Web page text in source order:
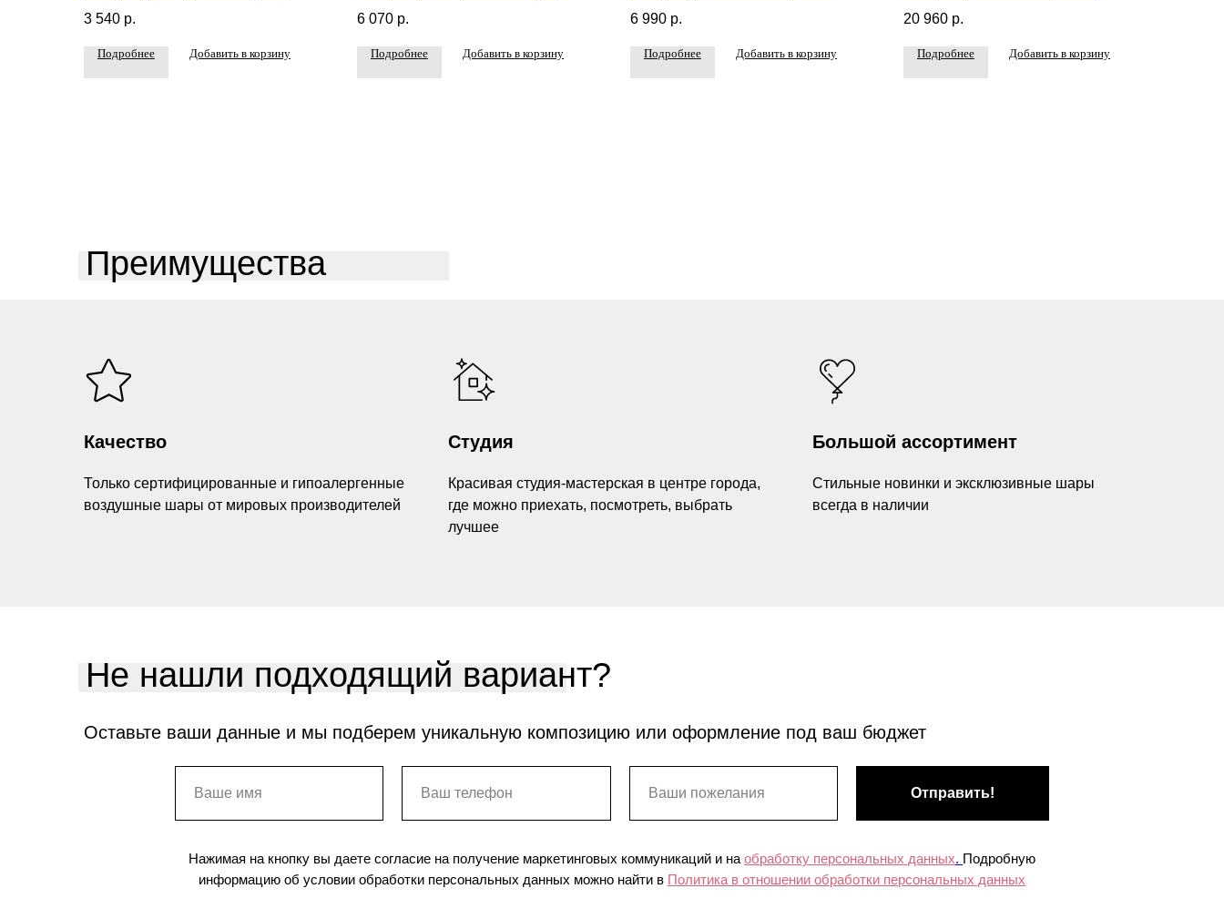
3 540 р.
Подробнее Добавить в корзину
6 070 р.
Подробнее Добавить в корзину
6 990 р.
Подробнее Добавить в корзину
20 960 р.
Подробнее Добавить в корзину
Преимущества
Качество
Только сертифицированные и гипоалергенные
воздушные шары от мировых производителей
Студия
Красивая студия-мастерская в центре города,
где можно приехать, посмотреть, выбрать
лучшее
Большой ассортимент
Стильные новинки и эксклюзивные шары
всегда в наличии
Не нашли подходящий вариант?
Оставьте ваши данные и мы подберем уникальную композицию или оформление под ваш бюджет
Отправить!
Нажимая на кнопку вы даете согласие на получение маркетинговых коммуникаций и на обработку персональных данных. Подробную
информацию об условии обработки персональных данных можно найти в Политика в отношении обработки персональных данных